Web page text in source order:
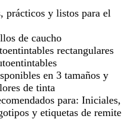
prácticos y listos para el
de caucho
rectangulares
en 3 tamaños y
de tinta
para: Iniciales,
y etiquetas de remite